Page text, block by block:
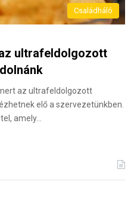
Családháló
ultrafeldolgozott
az ultrafeldolgozott
elő a szervezetünkben.
amely…